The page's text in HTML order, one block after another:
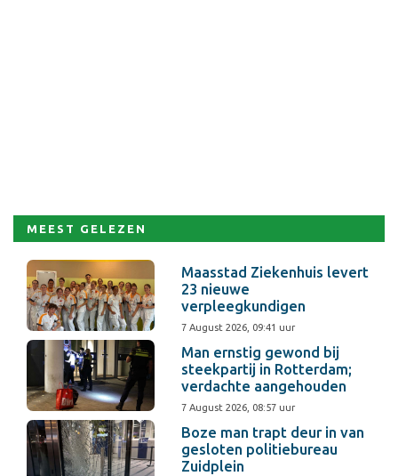
MEEST GELEZEN
Maasstad Ziekenhuis levert
23 nieuwe
verpleegkundigen
7 August 2026, 09:41 uur
Man ernstig gewond bij
steekpartij in Rotterdam;
verdachte aangehouden
7 August 2026, 08:57 uur
Boze man trapt deur in van
gesloten politiebureau
Zuidplein